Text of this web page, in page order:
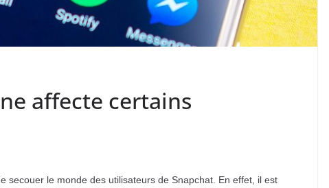
affecte certains
secouer le monde des utilisateurs de Snapchat. En effet, il est